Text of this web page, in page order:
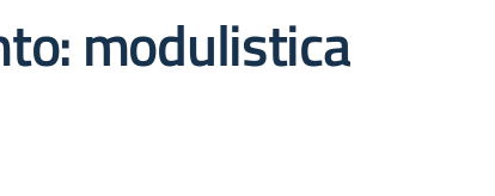
modulistica